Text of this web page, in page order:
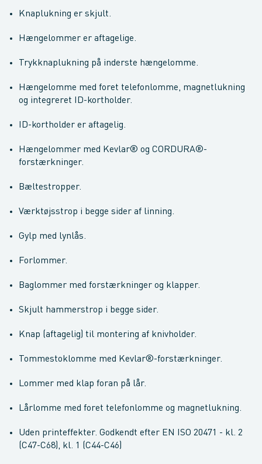
Knaplukning er skjult.
Hængelommer er aftagelige.
Trykknaplukning på inderste hængelomme.
Hængelomme med foret telefonlomme, magnetlukning
og integreret ID-kortholder.
ID-kortholder er aftagelig.
Hængelommer med Kevlar® og CORDURA®-
forstærkninger.
Bæltestropper.
Værktøjsstrop i begge sider af linning.
Gylp med lynlås.
Forlommer.
Baglommer med forstærkninger og klapper.
Skjult hammerstrop i begge sider.
Knap (aftagelig) til montering af knivholder.
Tommestoklomme med Kevlar®-forstærkninger.
Lommer med klap foran på lår.
Lårlomme med foret telefonlomme og magnetlukning.
Uden printeffekter. Godkendt efter EN ISO 20471 - kl. 2
(C47-C68), kl. 1 (C44-C46)